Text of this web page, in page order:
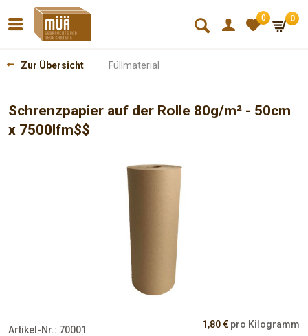
0 0
*
Zur Übersicht Füllmaterial
Schrenzpapier auf der Rolle 80g/m² - 50cm
x 7500lfm$$
Artikel-Nr.: 70001 1,80 € pro Kilogramm